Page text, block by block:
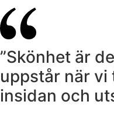
”Skönhet är
uppstår när vi
insidan och